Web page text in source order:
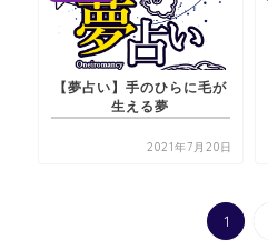
【夢占い】手のひらに毛が
生える夢
2021年7月20日
1